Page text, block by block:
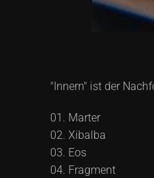
"Innern" ist der
01. Marter
02. Xibalba
03. Eos
04. Fragment